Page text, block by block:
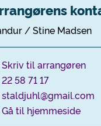
/ Stine Madsen
Skriv til arrangøren
22 58 71 17
staldjuhl@gmail.com
Gå til hjemmeside